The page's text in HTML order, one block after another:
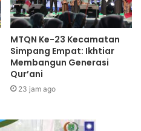
MTQN Ke-23 Kecamatan
Simpang Empat: Ikhtiar
Membangun Generasi
Qur’ani
23 jam ago